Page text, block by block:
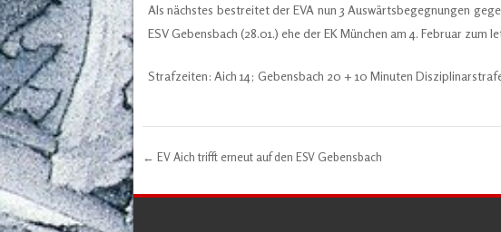
Als nächstes bestreitet der EVA nun 3 Auswärtsbegegnungen
ESV Gebensbach (28.01.) ehe der EK München am 4. Februar
Strafzeiten: Aich 14; Gebensbach 20 + 10 Minuten
Post navigation
← EV Aich trifft erneut auf den ESV Gebensbach